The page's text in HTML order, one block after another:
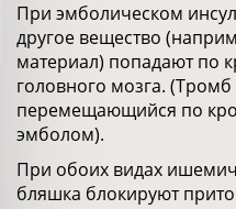
При эмболическом
другое вещество
материал) попадают по
головного мозга.
перемещающийся по
эмболом).
При обоих видах
бляшка блокируют